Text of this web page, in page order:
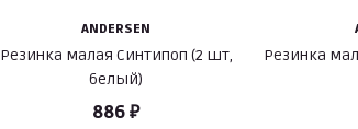
ANDERSEN
Резинка малая Синтипоп (2 шт,
белый)
886 ₽
Резинка